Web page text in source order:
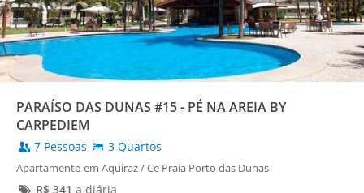
PARAÍSO DAS DUNAS #15 - PÉ NA AREIA BY
CARPEDIEM
7 Pessoas 3 Quartos
Apartamento em Aquiraz / Ce Praia Porto das Dunas
R$ 341 a diária